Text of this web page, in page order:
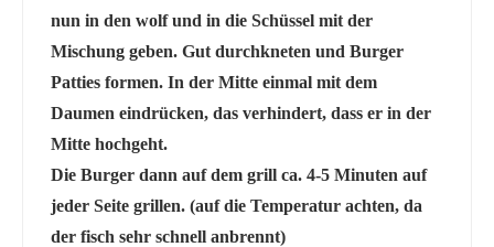
nun in den wolf und in die Schüssel mit der
Mischung geben. Gut durchkneten und Burger
Patties formen. In der Mitte einmal mit dem
Daumen eindrücken, das verhindert, dass er in der
Mitte hochgeht.
Die Burger dann auf dem grill ca. 4-5 Minuten auf
jeder Seite grillen. (auf die Temperatur achten, da
der fisch sehr schnell anbrennt)